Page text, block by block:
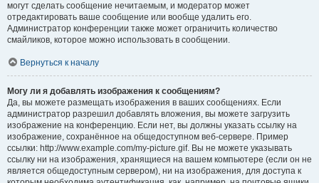
могут сделать сообщение нечитаемым, и модератор может
отредактировать ваше сообщение или вообще удалить его.
Администратор конференции также может ограничить количество
смайликов, которое можно использовать в сообщении.
Вернуться к началу
Могу ли я добавлять изображения к сообщениям?
Да, вы можете размещать изображения в ваших сообщениях. Если
администратор разрешил добавлять вложения, вы можете загрузить
изображение на конференцию. Если нет, вы должны указать ссылку на
изображение, сохранённое на общедоступном веб-сервере. Пример
ссылки: http://www.example.com/my-picture.gif. Вы не можете указывать
ссылку ни на изображения, хранящиеся на вашем компьютере (если он не
является общедоступным сервером), ни на изображения, для доступа к